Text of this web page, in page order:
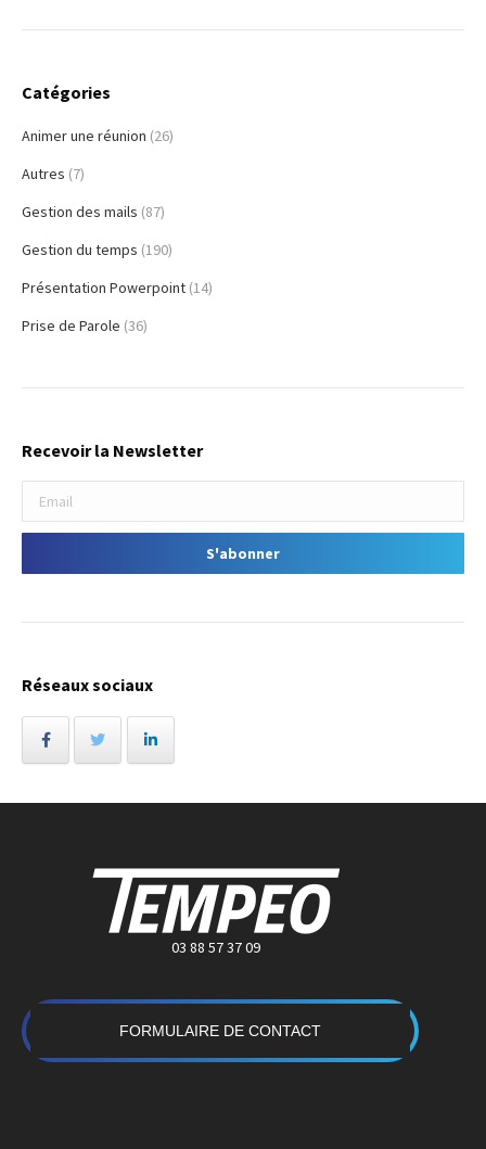
Catégories
Animer une réunion (26)
Autres (7)
Gestion des mails (87)
Gestion du temps (190)
Présentation Powerpoint (14)
Prise de Parole (36)
Recevoir la Newsletter
Réseaux sociaux
03 88 57 37 09
FORMULAIRE DE CONTACT